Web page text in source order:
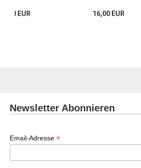
EUR 16,00 EUR
Newsletter Abonnieren
Email-Adresse *